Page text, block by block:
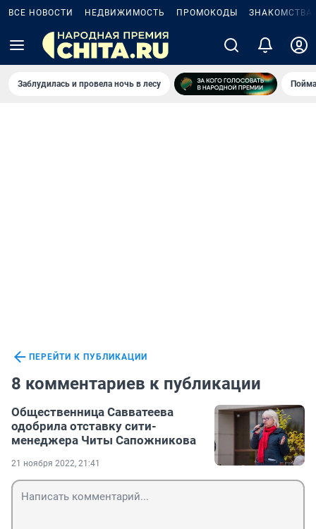
ВСЕ НОВОСТИ НЕДВИЖИМОСТЬ ПРОМОКОДЫ ЗНАКОМСТВА
Заблудилась и провела ночь в лесу
ПЕРЕЙТИ К ПУБЛИКАЦИИ
8 комментариев к публикации
Общественница Савватеева
одобрила отставку сити-
менеджера Читы Сапожникова
21 ноября 2022, 21:41